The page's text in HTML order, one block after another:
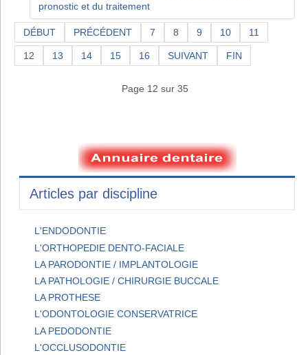
pronostic et du traitement
DÉBUT PRÉCÉDENT 7 8 9 10 11
12 13 14 15 16 SUIVANT FIN
Page 12 sur 35
Articles par discipline
L'ENDODONTIE
L'ORTHOPEDIE DENTO-FACIALE
LA PARODONTIE / IMPLANTOLOGIE
LA PATHOLOGIE / CHIRURGIE BUCCALE
LA PROTHESE
L'ODONTOLOGIE CONSERVATRICE
LA PEDODONTIE
L'OCCLUSODONTIE